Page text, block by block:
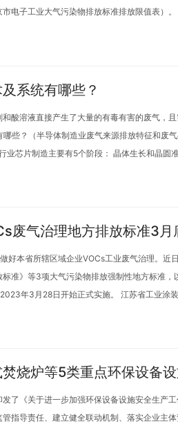
电子工业大气污染物排放标准排放限值表）
系统有哪些？
酸溶液直接产生了大量的有毒有害的废气，
些？（半导体制造业废气来源排放特征和废
芯片制造主要有5个阶段： 晶体生长和晶圆
废气治理地方排放标准3月
好本省所辖区域企业VOCs工业废气治理。
准》等3项大气污染物排放强制性地方标准
年3月28日开始正式实施。 江苏省工业涂
烧炉等5类重点环保设备
了《关于进一步加强环保设备设施安全生产
指导责任、建立健全联动机制、落实企业主